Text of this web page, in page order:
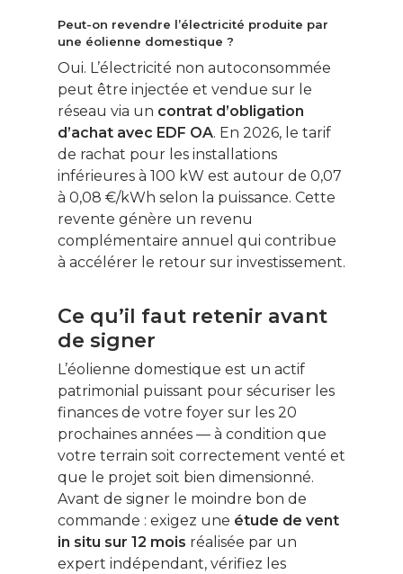
Peut-on revendre l’électricité produite par
une éolienne domestique ?
Oui. L’électricité non autoconsommée
peut être injectée et vendue sur le
réseau via un contrat d’obligation
d’achat avec EDF OA. En 2026, le tarif
de rachat pour les installations
inférieures à 100 kW est autour de 0,07
à 0,08 €/kWh selon la puissance. Cette
revente génère un revenu
complémentaire annuel qui contribue
à accélérer le retour sur investissement.
Ce qu’il faut retenir avant
de signer
L’éolienne domestique est un actif
patrimonial puissant pour sécuriser les
finances de votre foyer sur les 20
prochaines années — à condition que
votre terrain soit correctement venté et
que le projet soit bien dimensionné.
Avant de signer le moindre bon de
commande : exigez une étude de vent
in situ sur 12 mois réalisée par un
expert indépendant, vérifiez les